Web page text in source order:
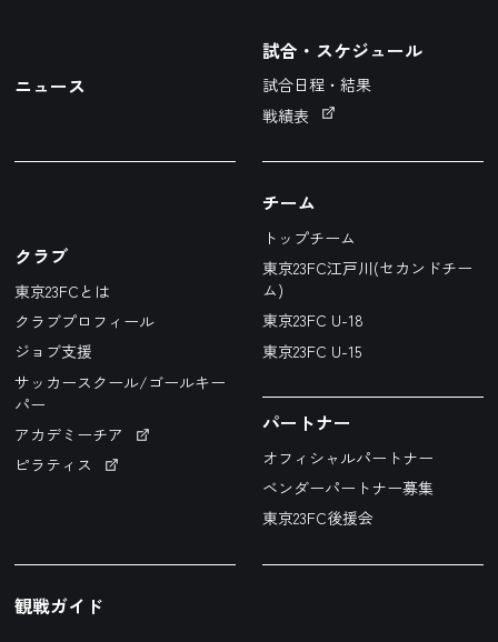
ニュース
クラブ
東京23FCとは
クラブプロフィール
ジョブ支援
サッカースクール/ゴールキー
パー
アカデミーチア
ピラティス
チーム
トップチーム
東京23FC江戸川(セカンドチー
ム)
東京23FC U-18
東京23FC U-15
試合・スケジュール
試合日程・結果
戦績表
パートナー
オフィシャルパートナー
ベンダーパートナー募集
東京23FC後援会
観戦ガイド